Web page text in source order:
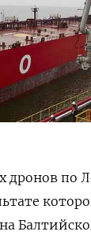
дронов по